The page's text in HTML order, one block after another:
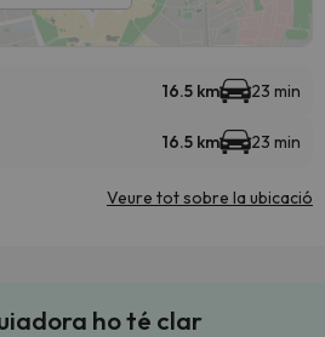
16.5 km 23 min
16.5 km 23 min
Veure tot sobre la ubicació
ho té clar